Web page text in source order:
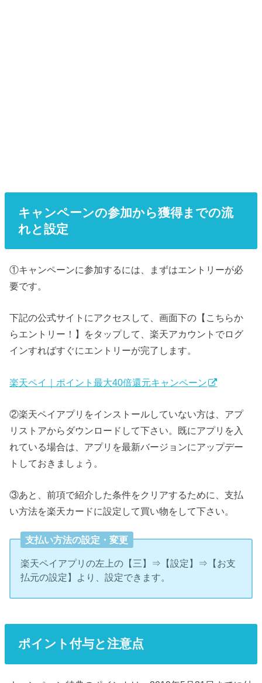
キャンペーンの参加から獲得までの流
れと設定
①キャンペーンに参加するには、まずはエントリーが必
要です。
下記の公式サイトにアクセスして、画面下の【こちらか
らエントリー！】をタップして、楽天アカウントでログ
インすればすぐにエントリーが完了します。
楽天ペイ｜ポイント最大40倍還元キャンペーン
②楽天ペイアプリをインストールしていない方は、アプ
リストアからダウンロードして下さい。既にアプリを入
れている場合は、アプリを最新バージョンにアップデー
トしておきましょう。
③あと、前項で紹介した条件をクリアするために、支払
い方法を楽天カードに設定して買い物をして下さい。
支払い方法の設定・変更
楽天ペイアプリの左上の【三】⇒【設定】⇒【お支
払元の設定】より、設定できます。
ポイント付与と注意点